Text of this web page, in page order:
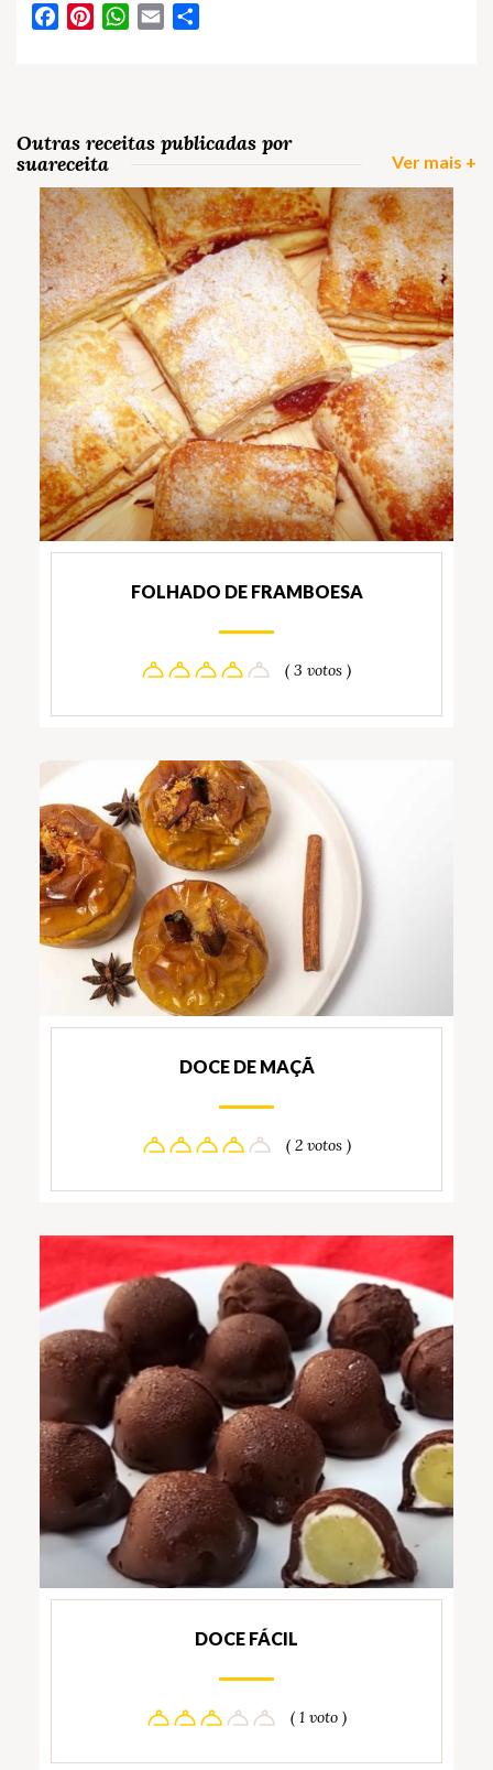
FacebookPinterestWhatsApp
Email
Outras receitas publicadas por
suareceita
Ver mais +
FOLHADO DE FRAMBOESA
( 3 votos )
DOCE DE MAÇÃ
( 2 votos )
DOCE FÁCIL
( 1 voto )